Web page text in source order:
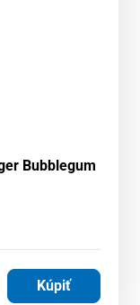
Bubblegum
Kúpiť